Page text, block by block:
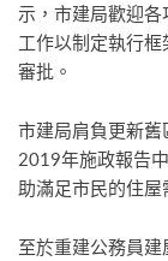
示，市建局歡迎
工作以制定執行
審批。
市建局肩負更新
2019年施政報告
助滿足市民的住屋
至於重建公務員